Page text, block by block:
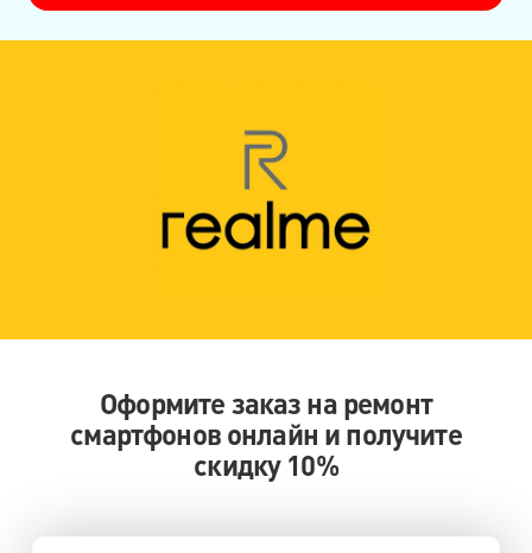
Оформите заказ на ремонт
смартфонов онлайн и получите
скидку 10%